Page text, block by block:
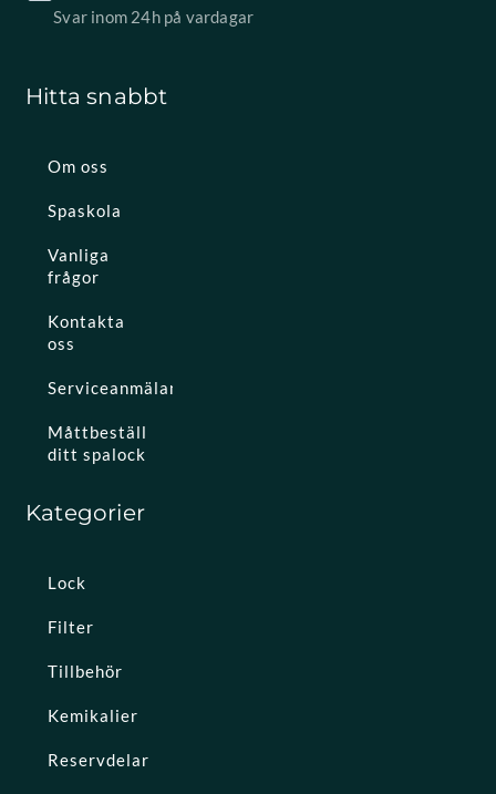
Svar inom 24h på vardagar
Hitta snabbt
Om oss
Spaskola
Vanliga
frågor
Kontakta
oss
Serviceanmälan
Måttbeställ
ditt spalock
Kategorier
Lock
Filter
Tillbehör
Kemikalier
Reservdelar